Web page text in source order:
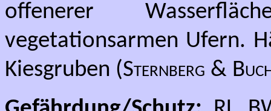
offenerer
vegetationsarmen Ufern.
Kiesgruben (Sternberg &